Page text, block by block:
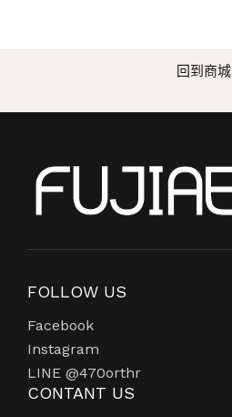
回到商城
FOLLOW US
Facebook
Instagram
LINE @470orthr
CONTANT US